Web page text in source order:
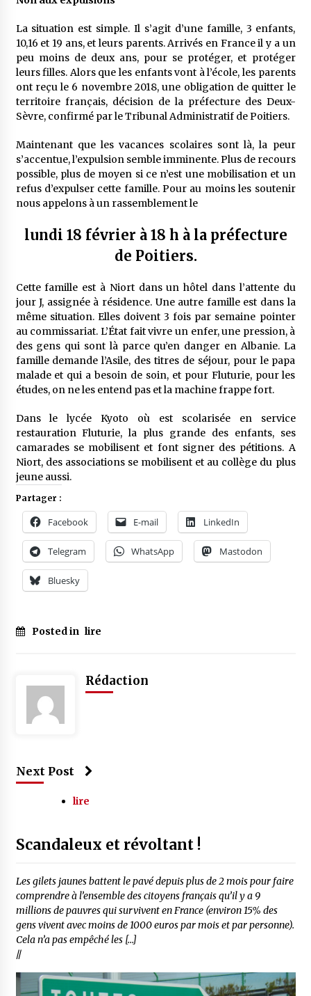
La situation est simple. Il s’agit d’une famille, 3 enfants,
10,16 et 19 ans, et leurs parents. Arrivés en France il y a un
peu moins de deux ans, pour se protéger, et protéger
leurs filles. Alors que les enfants vont à l’école, les parents
ont reçu le 6 novembre 2018, une obligation de quitter le
territoire français, décision de la préfecture des Deux-
Sèvre, confirmé par le Tribunal Administratif de Poitiers.
Maintenant que les vacances scolaires sont là, la peur
s’accentue, l’expulsion semble imminente. Plus de recours
possible, plus de moyen si ce n’est une mobilisation et un
refus d’expulser cette famille. Pour au moins les soutenir
nous appelons à un rassemblement le
lundi 18 février à 18 h à la préfecture
de Poitiers.
Cette famille est à Niort dans un hôtel dans l’attente du
jour J, assignée à résidence. Une autre famille est dans la
même situation. Elles doivent 3 fois par semaine pointer
au commissariat. L’État fait vivre un enfer, une pression, à
des gens qui sont là parce qu’en danger en Albanie. La
famille demande l’Asile, des titres de séjour, pour le papa
malade et qui a besoin de soin, et pour Fluturie, pour les
études, on ne les entend pas et la machine frappe fort.
Dans le lycée Kyoto où est scolarisée en service
restauration Fluturie, la plus grande des enfants, ses
camarades se mobilisent et font signer des pétitions. A
Niort, des associations se mobilisent et au collège du plus
jeune aussi.
Partager :
Facebook E-mail LinkedIn
Telegram WhatsApp Mastodon
Bluesky
Posted in lire
Rédaction
Next Post
lire
Scandaleux et révoltant !
Les gilets jaunes battent le pavé depuis plus de 2 mois pour faire
comprendre à l’ensemble des citoyens français qu’il y a 9
millions de pauvres qui survivent en France (environ 15% des
gens vivent avec moins de 1000 euros par mois et par personne).
Cela n’a pas empêché les […]
//